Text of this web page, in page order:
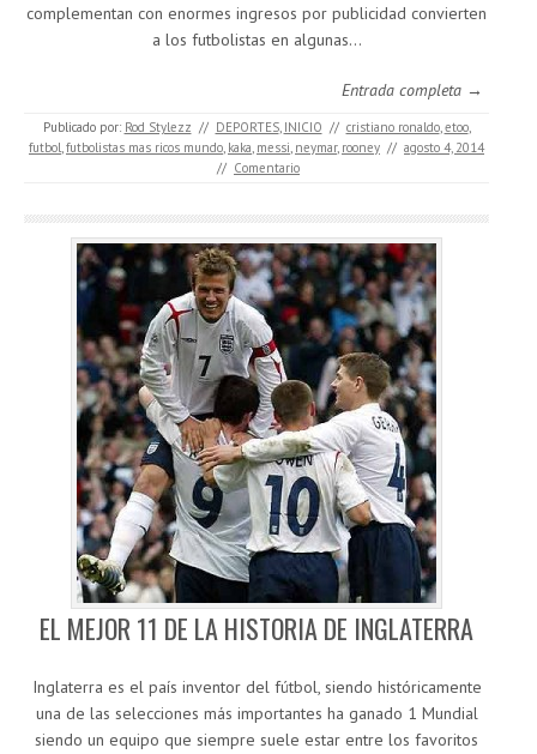
complementan con enormes ingresos por publicidad convierten
a los futbolistas en algunas…
Entrada completa →
Publicado por: Rod Stylezz // DEPORTES, INICIO // cristiano ronaldo,etoo,
futbol,futbolistas mas ricos mundo, kaka, messi, neymar, rooney // agosto 4, 2014
// Comentario
EL MEJOR 11 DE LA HISTORIA DE INGLATERRA
Inglaterra es el país inventor del fútbol, siendo históricamente
una de las selecciones más importantes ha ganado 1 Mundial
siendo un equipo que siempre suele estar entre los favoritos